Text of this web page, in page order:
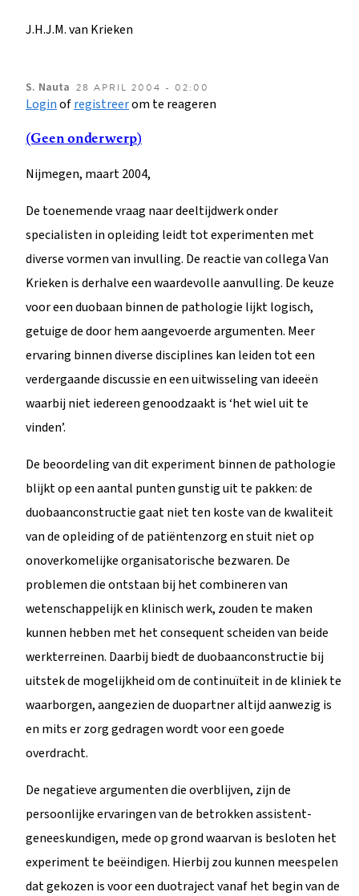
J.H.J.M. van Krieken
S. Nauta 28 APRIL 2004 - 02:00
Loginofregistreerom te reageren
(Geen onderwerp)
Nijmegen, maart 2004,
De toenemende vraag naar deeltijdwerk onder
specialisten in opleiding leidt tot experimenten met
diverse vormen van invulling. De reactie van collega Van
Krieken is derhalve een waardevolle aanvulling. De keuze
voor een duobaan binnen de pathologie lijkt logisch,
getuige de door hem aangevoerde argumenten. Meer
ervaring binnen diverse disciplines kan leiden tot een
verdergaande discussie en een uitwisseling van ideeën
waarbij niet iedereen genoodzaakt is ‘het wiel uit te
vinden’.
De beoordeling van dit experiment binnen de pathologie
blijkt op een aantal punten gunstig uit te pakken: de
duobaanconstructie gaat niet ten koste van de kwaliteit
van de opleiding of de patiëntenzorg en stuit niet op
onoverkomelijke organisatorische bezwaren. De
problemen die ontstaan bij het combineren van
wetenschappelijk en klinisch werk, zouden te maken
kunnen hebben met het consequent scheiden van beide
werkterreinen. Daarbij biedt de duobaanconstructie bij
uitstek de mogelijkheid om de continuïteit in de kliniek te
waarborgen, aangezien de duopartner altijd aanwezig is
en mits er zorg gedragen wordt voor een goede
overdracht.
De negatieve argumenten die overblijven, zijn de
persoonlijke ervaringen van de betrokken assistent-
geneeskundigen, mede op grond waarvan is besloten het
experiment te beëindigen. Hierbij zou kunnen meespelen
dat gekozen is voor een duotraject vanaf het begin van de